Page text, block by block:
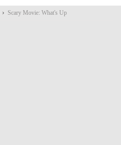
› Scary Movie: What's Up